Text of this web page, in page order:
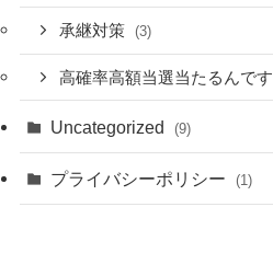
承継対策 (3)
高確率高額当選当たるんです
Uncategorized (9)
プライバシーポリシー (1)